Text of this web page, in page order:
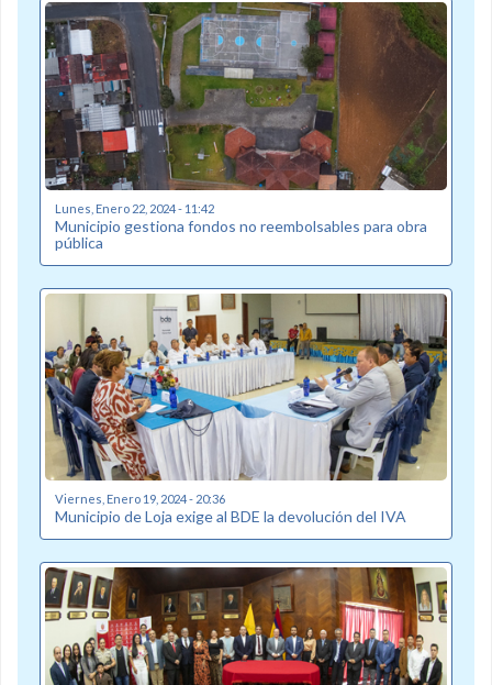
Lunes, Enero 22, 2024 - 11:42
Municipio gestiona fondos no reembolsables para obra
pública
Viernes, Enero 19, 2024 - 20:36
Municipio de Loja exige al BDE la devolución del IVA